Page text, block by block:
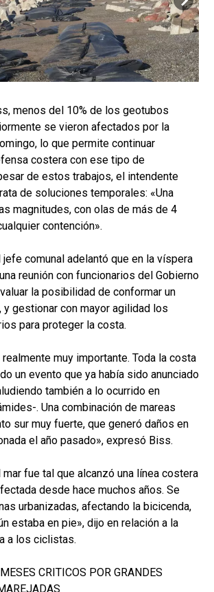
menos del 10% de los geotubos
se vieron afectados por la
lo que permite continuar
costera con ese tipo de
de estos trabajos, el intendente
de soluciones temporales: «Una
magnitudes, con olas de más de 4
contención».
jefe comunal adelantó que en la víspera
reunión con funcionarios del Gobierno
la posibilidad de conformar un
gestionar con mayor agilidad los
para proteger la costa.
realmente muy importante. Toda la costa
un evento que ya había sido anunciado
también a lo ocurrido en
. Una combinación de mareas
sur muy fuerte, que generó daños en
el año pasado», expresó Biss.
fue tal que alcanzó una línea costera
desde hace muchos años. Se
urbanizadas, afectando la bicicenda,
estaba en pie», dijo en relación a la
a los ciclistas.
CRITICOS POR GRANDES